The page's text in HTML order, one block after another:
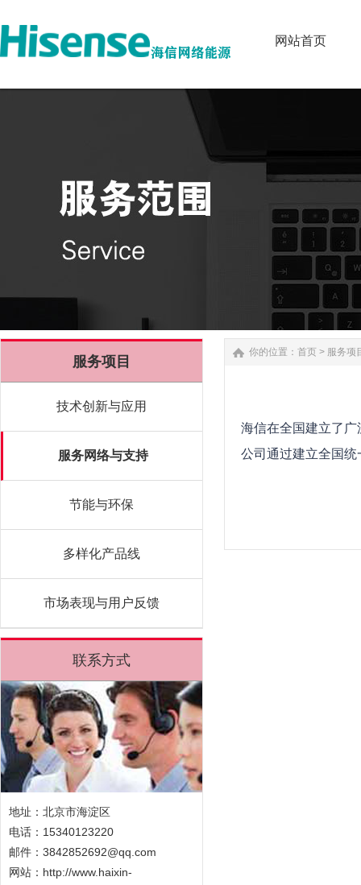
网站首页
服务项目
技术创新与应用
服务网络与支持
节能与环保
多样化产品线
市场表现与用户反馈
联系方式
地址：北京市海淀区
电话：15340123220
邮件：3842852692@qq.com
网站： http://www.haixin-
你的位置： 首页 > 服务项
海信在全国建立了
公司通过建立全国